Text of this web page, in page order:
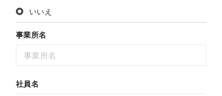
いいえ
事業所名
社員名